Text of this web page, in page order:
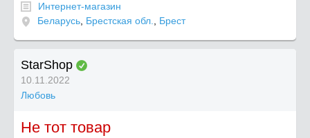
Интернет-магазин
Беларусь, Брестская обл., Брест
StarShop
10.11.2022
Любовь
Не тот товар